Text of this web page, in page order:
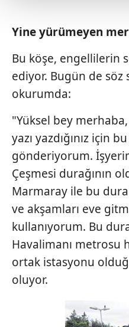
takdirde, kullanıcılara
Sizlere daha iyi bir hizmet
Sitemizde kendimize ve
verileriniz işlenmekte olup
toplumu hizmetlerinin
kullanılmaktadır. Diğer
kılınması ve
reklam/pazarlama
sınırlı olarak açık rızanız
Çerezlere ilişkin
vasıtasıyla
için Ayarlar butonuna
Metnimiziziyaret
hazırlanmış Aydınlatma
ilgili mevzuata uygun olarak
Yine yürümeyen
Bu köşe, engellilerin
ediyor. Bugün de söz
okurumda:
"Yüksel bey
yazı yazdığınız için
gönderiyorum.
Çeşmesi durağının
Marmaray ile bu
ve akşamları eve
kullanıyorum. Bu
Havalimanı metrosu
ortak istasyonu
oluyor.